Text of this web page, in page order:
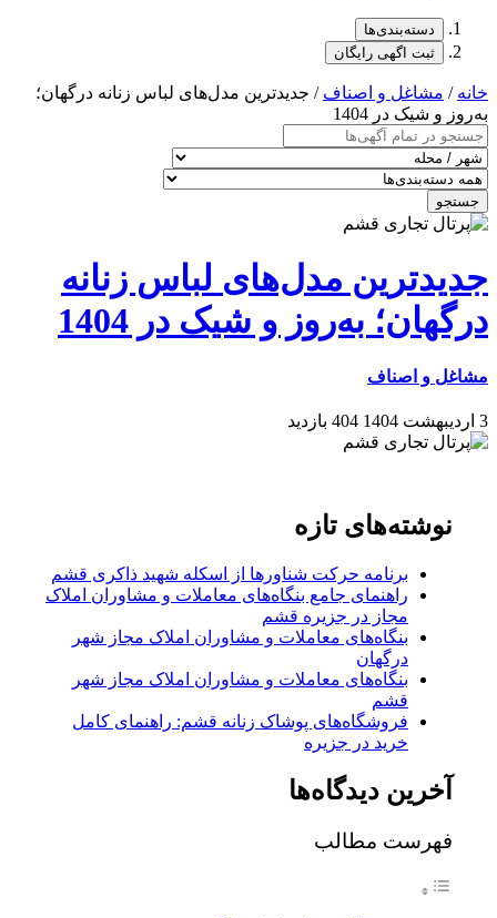
دسته‌بندی‌ها
ثبت اگهی رایگان
خانه / مشاغل و اصناف / جدیدترین مدل‌های لباس زنانه درگهان؛
به‌روز و شیک در 1404
جستجو
جدیدترین مدل‌های لباس زنانه
درگهان؛ به‌روز و شیک در 1404
مشاغل و اصناف
3 اردیبهشت 1404 404 بازدید
نوشته‌های تازه
برنامه حرکت شناورها از اسکله شهید ذاکری قشم
راهنمای جامع بنگاه‌های معاملات و مشاوران املاک
مجاز در جزیره قشم
بنگاه‌های معاملات و مشاوران املاک مجاز شهر
درگهان
بنگاه‌های معاملات و مشاوران املاک مجاز شهر
قشم
فروشگاه‌های پوشاک زنانه قشم: راهنمای کامل
خرید در جزیره
آخرین دیدگاه‌ها
فهرست مطالب